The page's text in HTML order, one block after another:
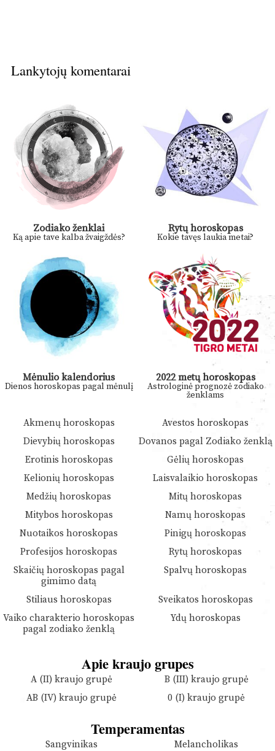
Lankytojų komentarai
Zodiako ženklai
Ką apie tave kalba žvaigždės?
Rytų horoskopas
Kokie tavęs laukia metai?
Mėnulio kalendorius
Dienos horoskopas pagal mėnulį
2022 metų horoskopas
Astrologinė prognozė zodiako
ženklams
Akmenų horoskopas
Avestos horoskopas
Dievybių horoskopas
Dovanos pagal Zodiako ženklą
Erotinis horoskopas
Gėlių horoskopas
Kelionių horoskopas
Laisvalaikio horoskopas
Medžių horoskopas
Mitų horoskopas
Mitybos horoskopas
Namų horoskopas
Nuotaikos horoskopas
Pinigų horoskopas
Profesijos horoskopas
Rytų horoskopas
Skaičių horoskopas pagal
gimimo datą
Spalvų horoskopas
Stiliaus horoskopas
Sveikatos horoskopas
Vaiko charakterio horoskopas
pagal zodiako ženklą
Ydų horoskopas
Apie kraujo grupes
A (II) kraujo grupė
B (III) kraujo grupė
AB (IV) kraujo grupė
0 (I) kraujo grupė
Temperamentas
Sangvinikas
Melancholikas